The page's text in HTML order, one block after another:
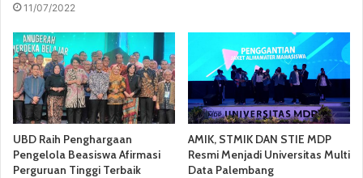
11/07/2022
UBD Raih Penghargaan
Pengelola Beasiswa Afirmasi
Perguruan Tinggi Terbaik
AMIK, STMIK DAN STIE MDP
Resmi Menjadi Universitas Multi
Data Palembang